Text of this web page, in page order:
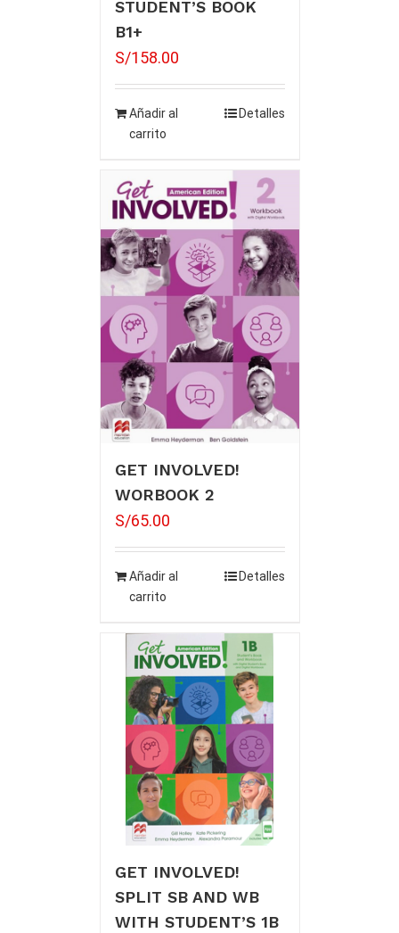
STUDENT’S BOOK
B1+
S/158.00
Añadir al
carrito
Detalles
GET INVOLVED!
WORBOOK 2
S/65.00
Añadir al
carrito
Detalles
GET INVOLVED!
SPLIT SB AND WB
WITH STUDENT’S 1B